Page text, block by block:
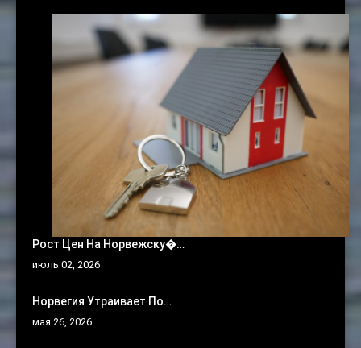
Рост Цен На Норвежску�…
июль 02, 2026
Норвегия Утраивает По…
мая 26, 2026